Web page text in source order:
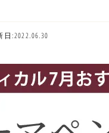
:2022.06.30